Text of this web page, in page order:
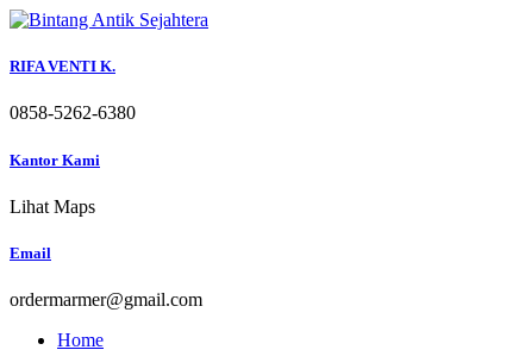
Skip
content
RIFA VENTI K.
0858-5262-6380
Kantor Kami
Lihat Maps
Email
ordermarmer@gmail.com
Home